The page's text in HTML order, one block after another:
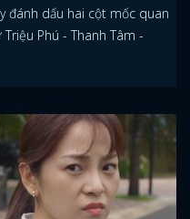
đánh dấu hai cột mốc quan
Phú - Thanh Tâm -